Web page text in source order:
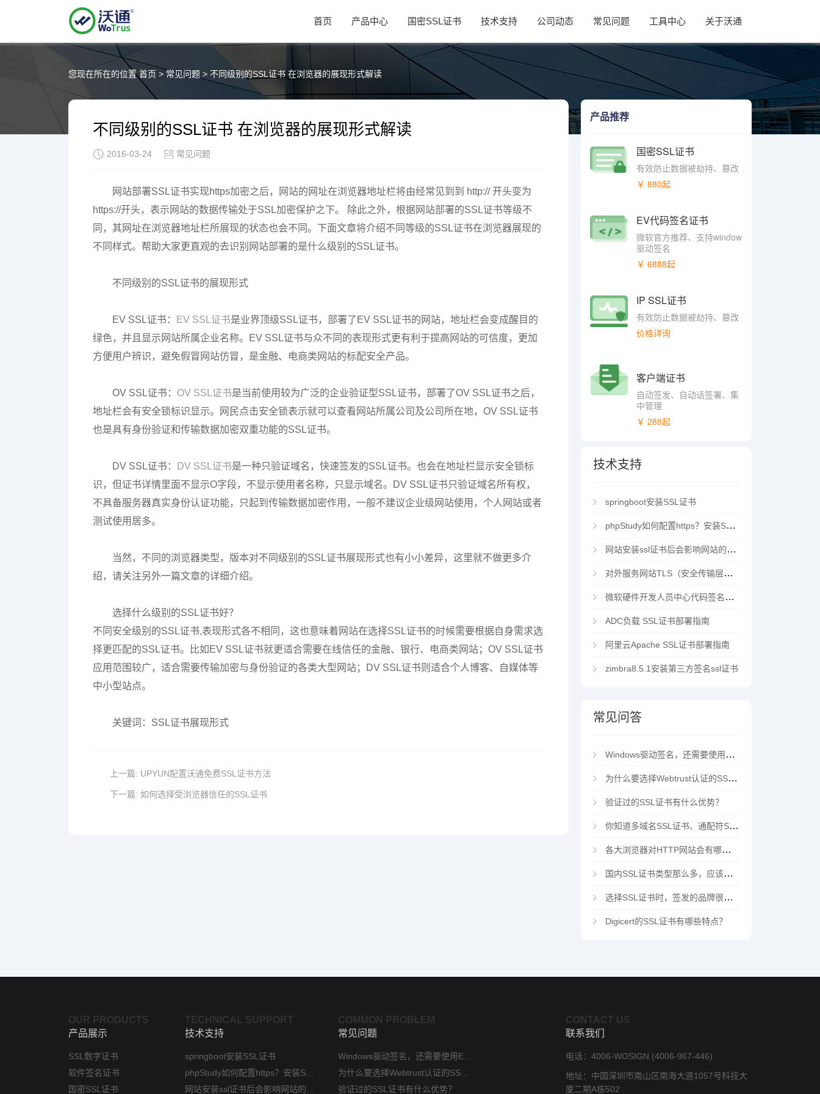
首页 产品中心 国密SSL证书 技术支持 公司动态 常见问题 工具中心 关于沃通
您现在所在的位置首页 > 常见问题 > 不同级别的SSL证书 在浏览器的展现形式解读
不同级别的SSL证书 在浏览器的展现形式解读
2016-03-24 常见问题
网站部署SSL证书实现https加密之后，网站的网址在浏览器地址栏将由经常见到到 http:// 开头变为
https://开头，表示网站的数据传输处于SSL加密保护之下。 除此之外，根据网站部署的SSL证书等级不
同，其网址在浏览器地址栏所展现的状态也会不同。下面文章将介绍不同等级的SSL证书在浏览器展现的
不同样式。帮助大家更直观的去识别网站部署的是什么级别的SSL证书。
不同级别的SSL证书的展现形式
EV SSL证书： EV SSL证书是业界顶级SSL证书，部署了EV SSL证书的网站，地址栏会变成醒目的
绿色，并且显示网站所属企业名称。EV SSL证书与众不同的表现形式更有利于提高网站的可信度，更加
方便用户辨识，避免假冒网站仿冒，是金融、电商类网站的标配安全产品。
OV SSL证书： OV SSL证书是当前使用较为广泛的企业验证型SSL证书，部署了OV SSL证书之后，
地址栏会有安全锁标识显示。网民点击安全锁表示就可以查看网站所属公司及公司所在地，OV SSL证书
也是具有身份验证和传输数据加密双重功能的SSL证书。
DV SSL证书： DV SSL证书是一种只验证域名，快速签发的SSL证书。也会在地址栏显示安全锁标
识，但证书详情里面不显示O字段，不显示使用者名称，只显示域名。DV SSL证书只验证域名所有权，
不具备服务器真实身份认证功能，只起到传输数据加密作用，一般不建议企业级网站使用，个人网站或者
测试使用居多。
当然，不同的浏览器类型，版本对不同级别的SSL证书展现形式也有小小差异，这里就不做更多介
绍，请关注另外一篇文章的详细介绍。
选择什么级别的SSL证书好？
不同安全级别的SSL证书,表现形式各不相同，这也意味着网站在选择SSL证书的时候需要根据自身需求选
择更匹配的SSL证书。比如EV SSL证书就更适合需要在线信任的金融、银行、电商类网站；OV SSL证书
应用范围较广，适合需要传输加密与身份验证的各类大型网站；DV SSL证书则适合个人博客、自媒体等
中小型站点。
关键词：SSL证书展现形式
上一篇: UPYUN配置沃通免费SSL证书方法
下一篇: 如何选择受浏览器信任的SSL证书
产品推荐
国密SSL证书
有效防止数据被劫持、篡改
￥ 880起
EV代码签名证书
微软官方推荐、支持window
驱动签名
￥ 6888起
IP SSL证书
有效防止数据被劫持、篡改
价格详询
客户端证书
自动签发、自动话签署、集
中管理
￥ 288起
技术支持
springboot安装SSL证书
phpStudy如何配置https？安装SSL证书方法指南
网站安装ssl证书后会影响网站的访问速度吗？
对外服务网站TLS（安全传输层协议）部署指南
微软硬件开发人员中心代码签名证书选购指南
ADC负载 SSL证书部署指南
阿里云Apache SSL证书部署指南
zimbra8.5.1安装第三方签名ssl证书
常见问答
Windows驱动签名，还需要使用EV代码签名证书吗？
为什么要选择Webtrust认证的SSL证书？
验证过的SSL证书有什么优势？
你知道多域名SSL证书、通配符SSL证书、多域名通配符SSL证书吗？
各大浏览器对HTTP网站会有哪些“不安全”警告
国内SSL证书类型那么多，应该选择哪家CA机构？
选择SSL证书时，签发的品牌很重要吗？
Digicert的SSL证书有哪些特点？
OUR PRODUCTS
产品展示
SSL数字证书
软件签名证书
国密SSL证书
TECHNICAL SUPPORT
技术支持
springboot安装SSL证书
COMMON PROBLEM
常见问题
验证过的SSL证书有什么优势？
CONTACT US
联系我们
电话：4006-WOSIGN (4006-967-446)
地址：中国深圳市南山区南海大道1057号科技大
厦二期A栋502